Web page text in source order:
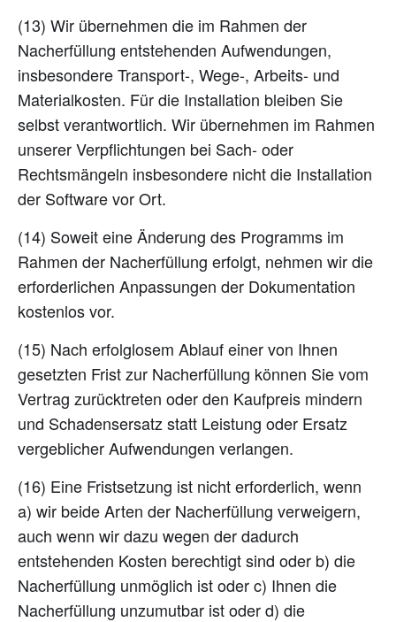
(13) Wir übernehmen die im Rahmen der
Nacherfüllung entstehenden Aufwendungen,
insbesondere Transport-, Wege-, Arbeits- und
Materialkosten. Für die Installation bleiben Sie
selbst verantwortlich. Wir übernehmen im Rahmen
unserer Verpflichtungen bei Sach- oder
Rechtsmängeln insbesondere nicht die Installation
der Software vor Ort.
(14) Soweit eine Änderung des Programms im
Rahmen der Nacherfüllung erfolgt, nehmen wir die
erforderlichen Anpassungen der Dokumentation
kostenlos vor.
(15) Nach erfolglosem Ablauf einer von Ihnen
gesetzten Frist zur Nacherfüllung können Sie vom
Vertrag zurücktreten oder den Kaufpreis mindern
und Schadensersatz statt Leistung oder Ersatz
vergeblicher Aufwendungen verlangen.
(16) Eine Fristsetzung ist nicht erforderlich, wenn
a) wir beide Arten der Nacherfüllung verweigern,
auch wenn wir dazu wegen der dadurch
entstehenden Kosten berechtigt sind oder b) die
Nacherfüllung unmöglich ist oder c) Ihnen die
Nacherfüllung unzumutbar ist oder d) die